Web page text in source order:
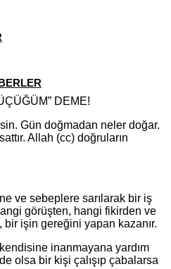
DEME!
Gün doğmadan neler doğar.
Allah (cc) doğruların
ve sebeplere sarılarak bir iş
görüşten, hangi fikirden ve
işin gereğini yapan kazanır.
inanmayana yardım
olsa bir kişi çalışıp çabalarsa